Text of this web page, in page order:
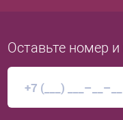
Оставьте номер